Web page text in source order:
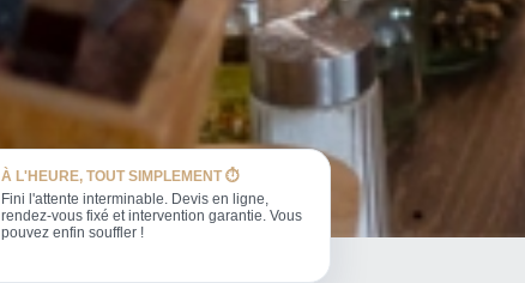
À L'HEURE, TOUT SIMPLEMENT ⏱️
Fini l'attente interminable. Devis en ligne,
rendez-vous fixé et intervention garantie. Vous
pouvez enfin souffler !